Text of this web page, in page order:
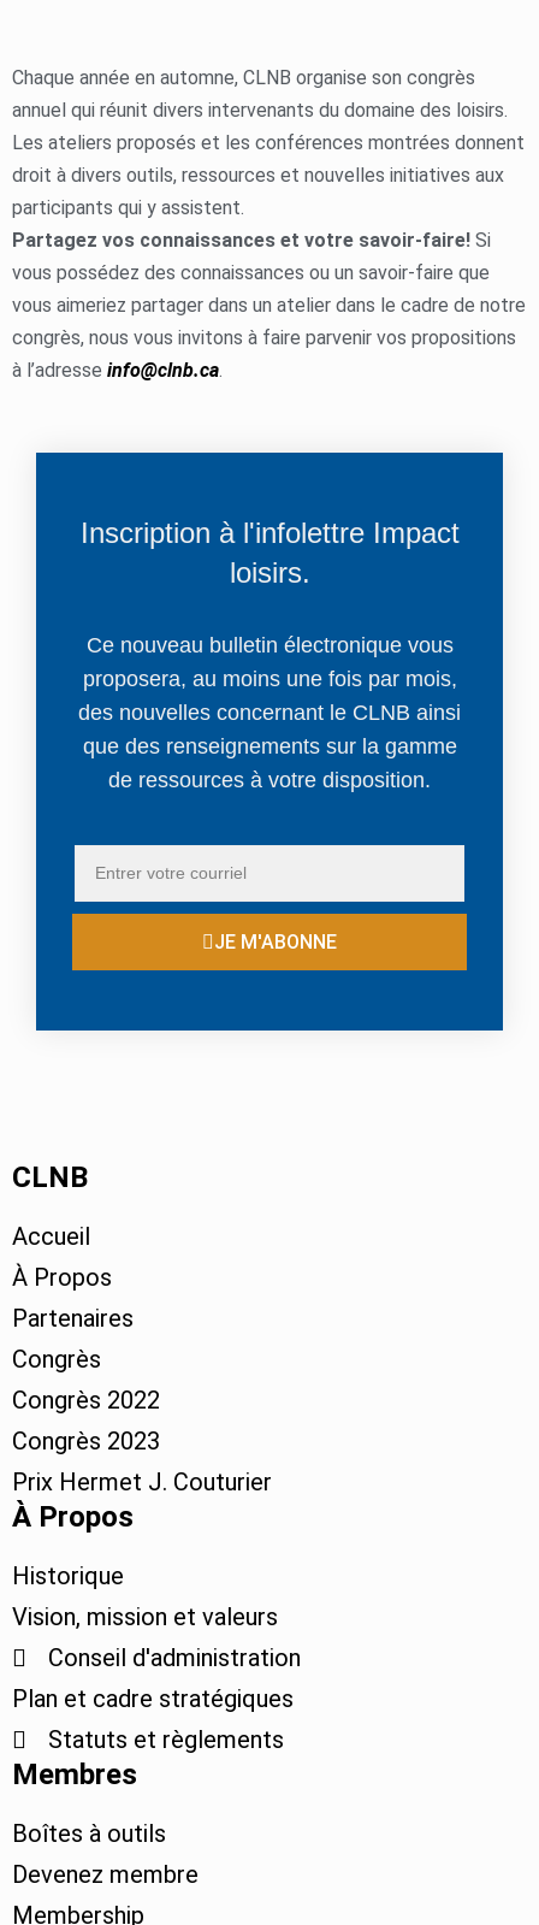
Chaque année en automne, CLNB organise son congrès
annuel qui réunit divers intervenants du domaine des loisirs.
Les ateliers proposés et les conférences montrées donnent
droit à divers outils, ressources et nouvelles initiatives aux
participants qui y assistent.
Partagez vos connaissances et votre savoir-faire! Si
vous possédez des connaissances ou un savoir-faire que
vous aimeriez partager dans un atelier dans le cadre de notre
congrès, nous vous invitons à faire parvenir vos propositions
à l’adresse info@clnb.ca.
Inscription à l'infolettre Impact
loisirs.
Ce nouveau bulletin électronique vous
proposera, au moins une fois par mois,
des nouvelles concernant le CLNB ainsi
que des renseignements sur la gamme
de ressources à votre disposition.
JE M'ABONNE
CLNB
Accueil
À Propos
Partenaires
Congrès
Congrès 2022
Congrès 2023
Prix Hermet J. Couturier
À Propos
Historique
Vision, mission et valeurs
Conseil d'administration
Plan et cadre stratégiques
Statuts et règlements
Membres
Boîtes à outils
Devenez membre
Membership